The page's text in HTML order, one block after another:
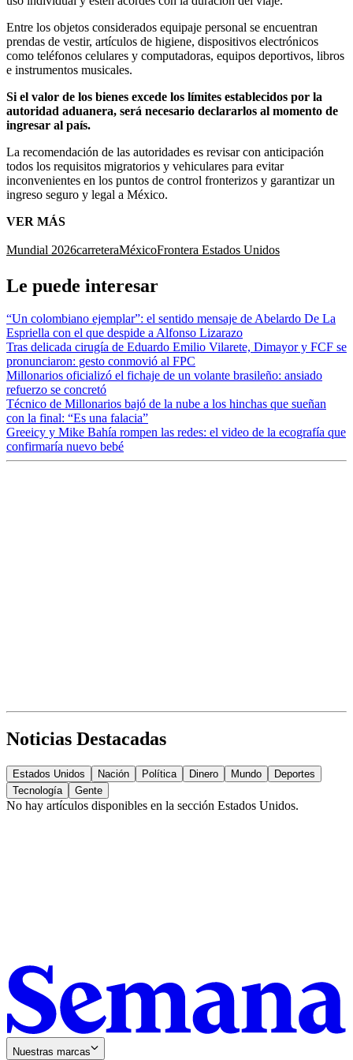
Entre los objetos considerados equipaje personal se encuentran
prendas de vestir, artículos de higiene, dispositivos electrónicos
como teléfonos celulares y computadoras, equipos deportivos, libros
e instrumentos musicales.
Si el valor de los bienes excede los límites establecidos por la
autoridad aduanera, será necesario declararlos al momento de
ingresar al país.
La recomendación de las autoridades es revisar con anticipación
todos los requisitos migratorios y vehiculares para evitar
inconvenientes en los puntos de control fronterizos y garantizar un
ingreso seguro y legal a México.
VER MÁS
Mundial 2026carreteraMéxicoFrontera Estados Unidos
Le puede interesar
“Un colombiano ejemplar”: el sentido mensaje de Abelardo De La
Espriella con el que despide a Alfonso Lizarazo
Tras delicada cirugía de Eduardo Emilio Vilarete, Dimayor y FCF se
pronunciaron: gesto conmovió al FPC
Millonarios oficializó el fichaje de un volante brasileño: ansiado
refuerzo se concretó
Técnico de Millonarios bajó de la nube a los hinchas que sueñan
con la final: “Es una falacia”
Greeicy y Mike Bahía rompen las redes: el video de la ecografía que
confirmaría nuevo bebé
Noticias Destacadas
Estados Unidos Nación Política Dinero Mundo
Deportes
Tecnología
Gente
No hay artículos disponibles en la sección Estados Unidos.
Nuestras marcas